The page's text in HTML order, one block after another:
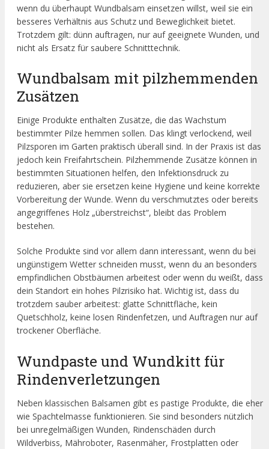
wenn du überhaupt Wundbalsam einsetzen willst, weil sie ein
besseres Verhältnis aus Schutz und Beweglichkeit bietet.
Trotzdem gilt: dünn auftragen, nur auf geeignete Wunden, und
nicht als Ersatz für saubere Schnitttechnik.
Wundbalsam mit pilzhemmenden
Zusätzen
Einige Produkte enthalten Zusätze, die das Wachstum
bestimmter Pilze hemmen sollen. Das klingt verlockend, weil
Pilzsporen im Garten praktisch überall sind. In der Praxis ist das
jedoch kein Freifahrtschein. Pilzhemmende Zusätze können in
bestimmten Situationen helfen, den Infektionsdruck zu
reduzieren, aber sie ersetzen keine Hygiene und keine korrekte
Vorbereitung der Wunde. Wenn du verschmutztes oder bereits
angegriffenes Holz „überstreichst“, bleibt das Problem
bestehen.
Solche Produkte sind vor allem dann interessant, wenn du bei
ungünstigem Wetter schneiden musst, wenn du an besonders
empfindlichen Obstbäumen arbeitest oder wenn du weißt, dass
dein Standort ein hohes Pilzrisiko hat. Wichtig ist, dass du
trotzdem sauber arbeitest: glatte Schnittfläche, kein
Quetschholz, keine losen Rindenfetzen, und Auftragen nur auf
trockener Oberfläche.
Wundpaste und Wundkitt für
Rindenverletzungen
Neben klassischen Balsamen gibt es pastige Produkte, die eher
wie Spachtelmasse funktionieren. Sie sind besonders nützlich
bei unregelmäßigen Wunden, Rindenschäden durch
Wildverbiss, Mähroboter, Rasenmäher, Frostplatten oder